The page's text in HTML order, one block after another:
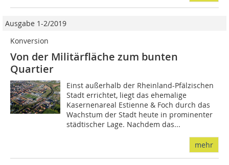
Ausgabe 1-2/2019
Konversion
Von der Militärfläche zum bunten
Quartier
Einst außerhalb der Rheinland-Pfälzischen
Stadt errichtet, liegt das ehemalige
Kasernenareal Estienne & Foch durch das
Wachstum der Stadt heute in prominenter
städtischer Lage. Nachdem das...
mehr